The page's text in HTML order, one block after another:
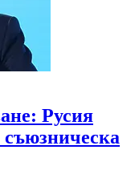
Русия